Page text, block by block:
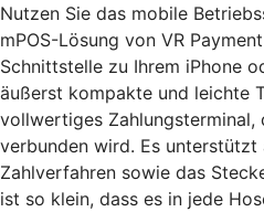
Nutzen Sie das mobile
mPOS-Lösung von VR
Schnittstelle zu Ihrem iPhone
äußerst kompakte und leichte
vollwertiges Zahlungsterminal,
verbunden wird. Es
Zahlverfahren sowie das
ist so klein, dass es in jede